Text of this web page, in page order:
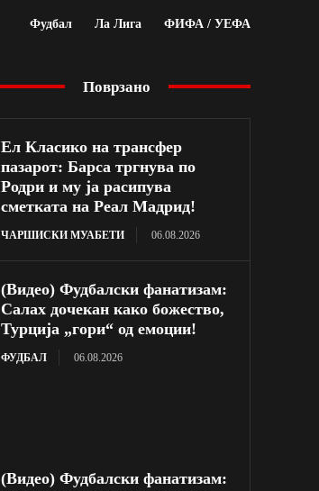
Фудбал Ла Лига ФИФА / УЕФА
Поврзано
Ел Класико на трансфер
пазарот: Барса тргнува по
Родри и му ја расипува
сметката на Реал Мадрид!
ЧАРШИСКИ МУАБЕТИ 06.08.2026
(Видео) Фудбалски фанатизам:
Салах дочекан како божество,
Турција „гори“ од емоции!
ФУДБАЛ 06.08.2026
(Видео) Фудбалски фанатизам: